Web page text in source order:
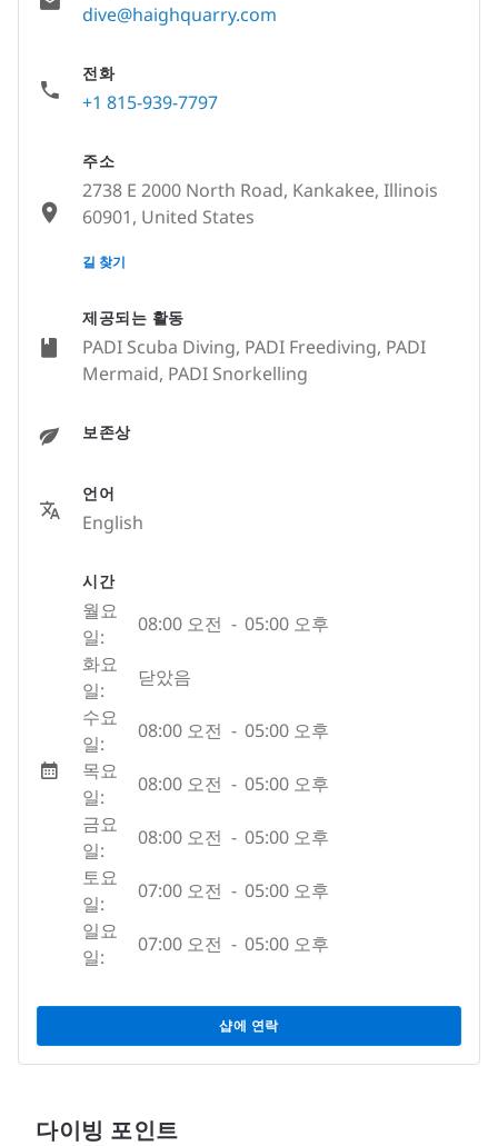
제공되는 활동
PADI Scuba Diving, PADI Freediving, PADI
Mermaid, PADI Snorkelling
보존상
언어
English
시간
월요
일:
08:00 오전 - 05:00 오후
화요
일:
닫았음
수요
일:
08:00 오전 - 05:00 오후
목요
일:
08:00 오전 - 05:00 오후
금요
일:
08:00 오전 - 05:00 오후
토요
일:
07:00 오전 - 05:00 오후
일요
일:
07:00 오전 - 05:00 오후
샵에 연락
dive@haighquarry.com
전화
+1 815-939-7797
주소
2738 E 2000 North Road, Kankakee, Illinois
60901, United States
None
길 찾기
다이빙 포인트